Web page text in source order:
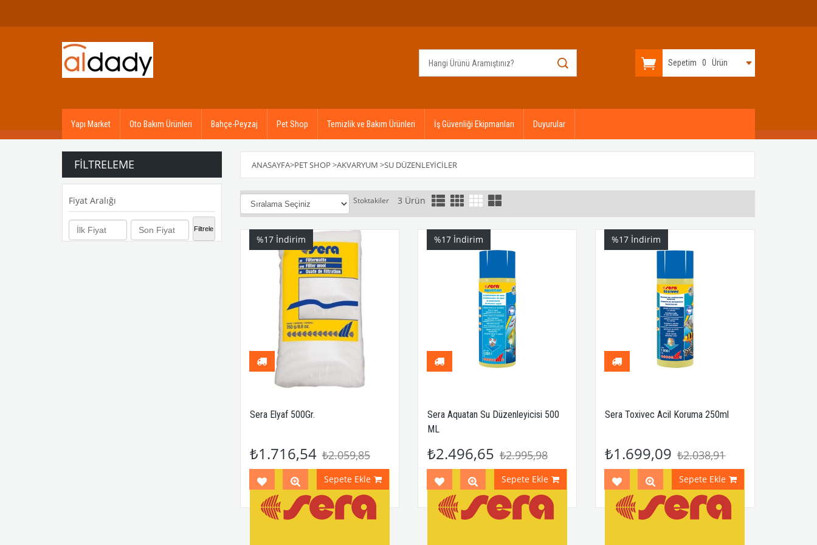
Sepetim 0 Ürün
Yapı Market Oto Bakım Ürünleri Bahçe-Peyzaj Pet Shop Temizlik ve Bakım Ürünleri İş Güvenliği Ekipmanları Duyurular
FILTRELEME
Fiyat Aralığı
Filtrele
ANASAYFA>PET SHOP >AKVARYUM >SU DÜZENLEYICILER
Stoktakiler 3 Ürün
Sera Elyaf 500Gr.
₺1.716,54 ₺2.059,85
Sepete Ekle
%17 İndirim
Sera Aquatan Su Düzenleyicisi 500
ML
₺2.496,65 ₺2.995,98
Sepete Ekle
%17 İndirim
Sera Toxivec Acil Koruma 250ml
₺1.699,09 ₺2.038,91
Sepete Ekle
%17 İndirim